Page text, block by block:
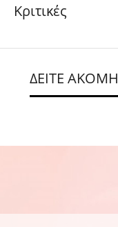
Κριτικές
ΔΕΙΤΕ ΑΚΟΜΗ